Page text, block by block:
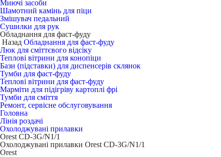
Миючі засоби
Шамотний камінь для піци
Змішувач педальний
Сушилки для рук
Обладнання для фаст-фуду
Назад Обладнання для фаст-фуду
Люк для сміттєвого відсіку
Теплові вітрини для конопіци
Бази (підставки) для диспенсерів склянок
Тумби для фаст-фуду
Теплові вітрини для фаст-фуду
Марміти для підігріву картоплі фрі
Тумби для сміття
Ремонт, сервісне обслуговування
Головна
Лінія роздачі
Охолоджувані прилавки
Orest CD-3G/N1/1
Охолоджувані прилавки Orest CD-3G/N1/1
Orest